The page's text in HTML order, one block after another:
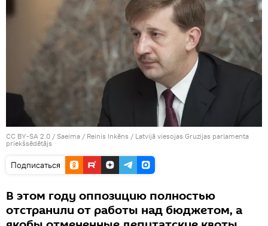
CC BY-SA 2.0 / Saeima / Reinis Inkēns / Latvijā viesojas Gruzijas parlamenta
priekšsēdētājs
Подписаться
В этом году оппозицию полностью
отстранили от работы над бюджетом, а